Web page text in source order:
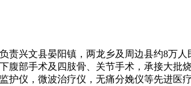
兴文县晏阳镇，两龙乡及周边县约8万人
部手术及四肢骨、关节手术，承接大批
仪，微波治疗仪，无痛分娩仪等先进医疗